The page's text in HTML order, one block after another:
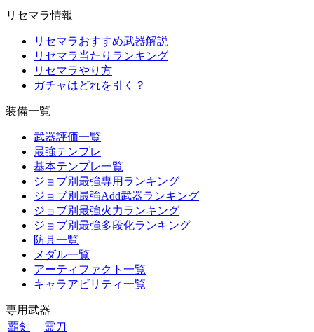
リセマラ情報
リセマラおすすめ武器解説
リセマラ当たりランキング
リセマラやり方
ガチャはどれを引く？
装備一覧
武器評価一覧
最強テンプレ
基本テンプレ一覧
ジョブ別最強専用ランキング
ジョブ別最強Add武器ランキング
ジョブ別最強火力ランキング
ジョブ別最強多段化ランキング
防具一覧
メダル一覧
アーティファクト一覧
キャラアビリティ一覧
専用武器
覇剣
霊刀